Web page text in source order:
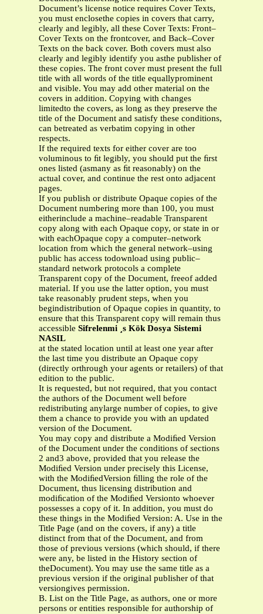
Document’s license notice requires Cover Texts,
you must enclosethe copies in covers that carry,
clearly and legibly, all these Cover Texts: Front–
Cover Texts on the frontcover, and Back–Cover
Texts on the back cover. Both covers must also
clearly and legibly identify you asthe publisher of
these copies. The front cover must present the full
title with all words of the title equallyprominent
and visible. You may add other material on the
covers in addition. Copying with changes
limitedto the covers, as long as they preserve the
title of the Document and satisfy these conditions,
can betreated as verbatim copying in other
respects.
If the required texts for either cover are too
voluminous to ﬁt legibly, you should put the ﬁrst
ones listed (asmany as ﬁt reasonably) on the
actual cover, and continue the rest onto adjacent
pages.
If you publish or distribute Opaque copies of the
Document numbering more than 100, you must
eitherinclude a machine–readable Transparent
copy along with each Opaque copy, or state in or
with eachOpaque copy a computer–network
location from which the general network–using
public has access todownload using public–
standard network protocols a complete
Transparent copy of the Document, freeof added
material. If you use the latter option, you must
take reasonably prudent steps, when you
begindistribution of Opaque copies in quantity, to
ensure that this Transparent copy will remain thus
accessible Sifrelenmi ¸s Kök Dosya Sistemi
NASIL
at the stated location until at least one year after
the last time you distribute an Opaque copy
(directly orthrough your agents or retailers) of that
edition to the public.
It is requested, but not required, that you contact
the authors of the Document well before
redistributing anylarge number of copies, to give
them a chance to provide you with an updated
version of the Document.
You may copy and distribute a Modiﬁed Version
of the Document under the conditions of sections
2 and3 above, provided that you release the
Modiﬁed Version under precisely this License,
with the ModiﬁedVersion ﬁlling the role of the
Document, thus licensing distribution and
modiﬁcation of the Modiﬁed Versionto whoever
possesses a copy of it. In addition, you must do
these things in the Modiﬁed Version: A. Use in the
Title Page (and on the covers, if any) a title
distinct from that of the Document, and from
those of previous versions (which should, if there
were any, be listed in the History section of
theDocument). You may use the same title as a
previous version if the original publisher of that
versiongives permission.
B. List on the Title Page, as authors, one or more
persons or entities responsible for authorship of